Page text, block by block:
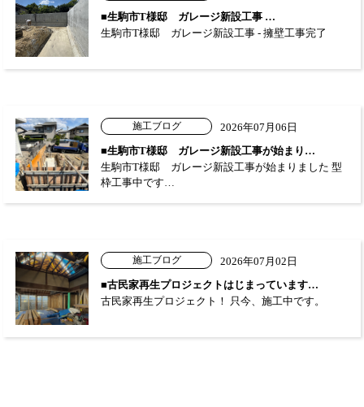
■生駒市T様邸 ガレージ新設工事 …
生駒市T様邸 ガレージ新設工事 - 擁壁工事完了
施工ブログ
2026年07月06日
■生駒市T様邸 ガレージ新設工事が始まり…
生駒市T様邸 ガレージ新設工事が始まりました 型
枠工事中です…
施工ブログ
2026年07月02日
■古民家再生プロジェクトはじまっています…
古民家再生プロジェクト！ 只今、施工中です。